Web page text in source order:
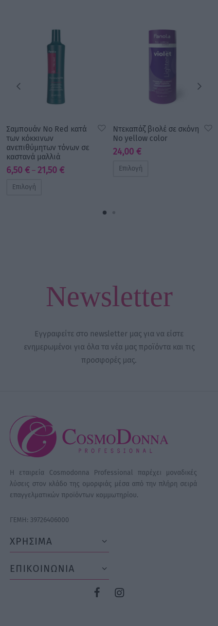
Σαμπουάν No Red κατά
των κόκκινων
ανεπιθύμητων τόνων σε
καστανά μαλλιά
6,50 € – 21,50 €Price
Επιλογή
Ντεκαπάζ βιολέ σε σκόνη
No yellow color
24,00 €
Επιλογή
Newsletter
Εγγραφείτε στο newsletter μας για να είστε
ενημερωμένοι για όλα τα νέα μας προϊόντα και τις
προσφορές μας.
Η εταιρεία Cosmodonna Professional παρέχει μοναδικές
λύσεις στον κλάδο της ομορφιάς μέσα από την πλήρη σειρά
επαγγελματικών προϊόντων κομμωτηρίου.
ΓΕΜΗ: 39726406000
ΧΡΗΣΙΜΑ
ΕΠΙΚΟΙΝΩΝΙΑ